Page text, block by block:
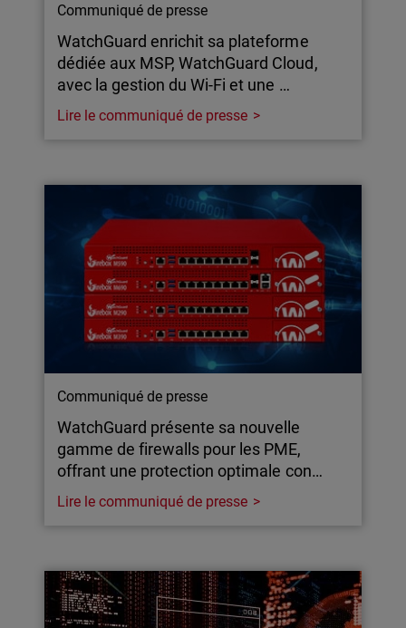
Communiqué de presse
WatchGuard enrichit sa plateforme
dédiée aux MSP, WatchGuard Cloud,
avec la gestion du Wi-Fi et une …
Lire le communiqué de presse
Communiqué de presse
WatchGuard présente sa nouvelle
gamme de firewalls pour les PME,
offrant une protection optimale con…
Lire le communiqué de presse